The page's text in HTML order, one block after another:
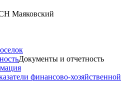
Маяковский
Документы и отчетность
финансово-хозяйственной